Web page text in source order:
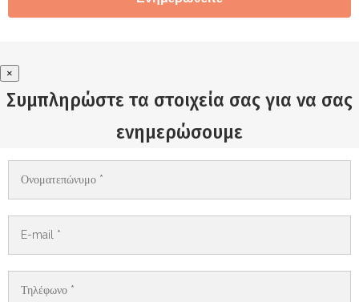
×
Συμπληρώστε τα στοιχεία σας για να σας
ενημερώσουμε